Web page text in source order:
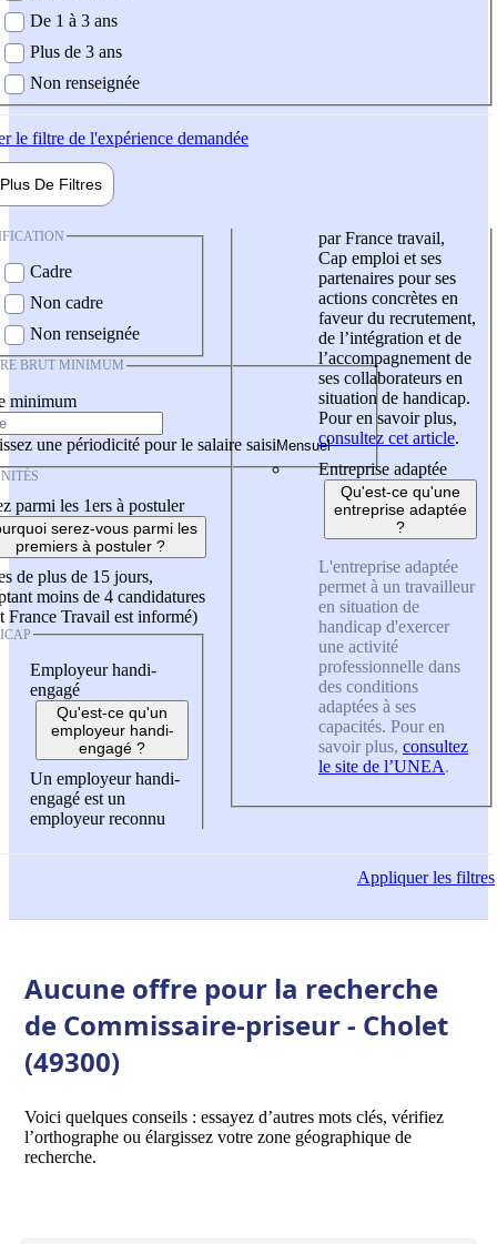
De 1 à 3 ans
Plus de 3 ans
Non renseignée
le filtre de l'expérience demandée
Plus De Filtres
Cadre
Non cadre
Non renseignée
BRUT MINIMUM
minimum
une périodicité pour le salaire saisi
parmi les 1ers à postuler
serez-vous parmi les
premiers à postuler ?
de plus de 15 jours,
moins de 4 candidatures
France Travail est informé)
Employeur handi-
engagé
Qu'est-ce qu'un
employeur handi-
engagé ?
Un employeur handi-
engagé est un
employeur reconnu
par France travail,
Cap emploi et ses
partenaires pour ses
actions concrètes en
faveur du recrutement,
de l’intégration et de
l’accompagnement de
ses collaborateurs en
situation de handicap.
Pour en savoir plus,
consultez cet article.
Entreprise adaptée
Qu'est-ce qu'une
entreprise adaptée
?
L'entreprise adaptée
permet à un travailleur
en situation de
handicap d'exercer
une activité
professionnelle dans
des conditions
adaptées à ses
capacités. Pour en
savoir plus, consultez
le site de l’UNEA.
Appliquerles filtres
Aucune offre pour la recherche
de Commissaire-priseur - Cholet
(49300)
Voici quelques conseils : essayez d’autres mots clés, vérifiez
l’orthographe ou élargissez votre zone géographique de
recherche.